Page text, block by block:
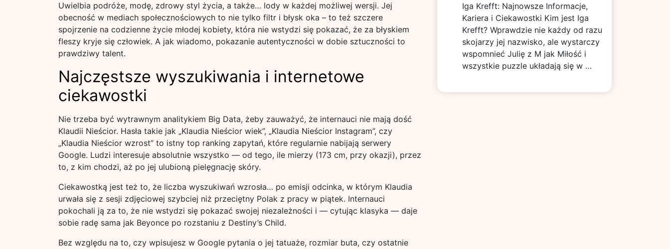
Uwielbia podróże, modę, zdrowy styl życia, a także… lody w każdej możliwej wersji. Jej
obecność w mediach społecznościowych to nie tylko filtr i błysk oka – to też szczere
spojrzenie na codzienne życie młodej kobiety, która nie wstydzi się pokazać, że za błyskiem
fleszy kryje się człowiek. A jak wiadomo, pokazanie autentyczności w dobie sztuczności to
prawdziwy talent.
Najczęstsze wyszukiwania i internetowe
ciekawostki
Nie trzeba być wytrawnym analitykiem Big Data, żeby zauważyć, że internauci nie mają dość
Klaudii Nieścior. Hasła takie jak „Klaudia Nieścior wiek”, „Klaudia Nieścior Instagram”, czy
„Klaudia Nieścior wzrost” to istny top ranking zapytań, które regularnie nabijają serwery
Google. Ludzi interesuje absolutnie wszystko — od tego, ile mierzy (173 cm, przy okazji), przez
to, z kim chodzi, aż po jej ulubioną pielęgnację skóry.
Ciekawostką jest też to, że liczba wyszukiwań wzrosła… po emisji odcinka, w którym Klaudia
urwała się z sesji zdjęciowej szybciej niż przeciętny Polak z pracy w piątek. Internauci
pokochali ją za to, że nie wstydzi się pokazać swojej niezależności i — cytując klasyka — daje
sobie radę sama jak Beyonce po rozstaniu z Destiny’s Child.
Bez względu na to, czy wpisujesz w Google pytania o jej tatuaże, rozmiar buta, czy ostatnie
Iga Krefft: Najnowsze Informacje,
Kariera i Ciekawostki Kim jest Iga
Krefft? Wprawdzie nie każdy od razu
skojarzy jej nazwisko, ale wystarczy
wspomnieć Julię z M jak Miłość i
wszystkie puzzle układają się w …